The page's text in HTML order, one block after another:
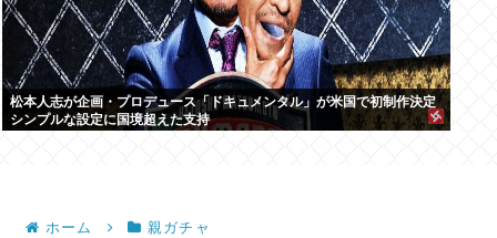
松本人志が企画・プロデュース「ドキュメンタル」が米国で初制作決定
シンプルな設定に国境超えた支持
ホーム 親ガチャ